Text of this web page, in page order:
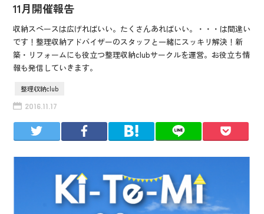
11月開催報告
収納スペースは広げればいい。たくさんあればいい。・・・は間違い
です！整理収納アドバイザーのスタッフと一緒にスッキリ解決！新
築・リフォームにも役立つ整理収納clubサークルを運営。お役立ち情
報も発信していきます。
整理収納club
2016.11.17